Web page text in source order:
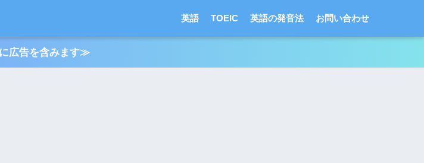
英語 TOEIC 英語の発音法 お問い合わせ
広告を含みます≫